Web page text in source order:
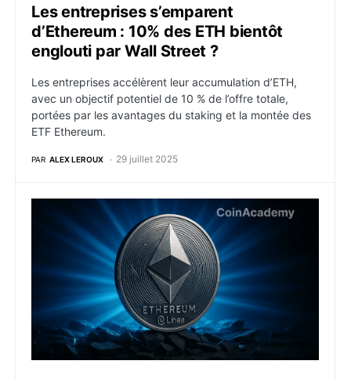
Les entreprises s’emparent
d’Ethereum : 10% des ETH bientôt
englouti par Wall Street ?
Les entreprises accélèrent leur accumulation d’ETH,
avec un objectif potentiel de 10 % de l’offre totale,
portées par les avantages du staking et la montée des
ETF Ethereum.
PAR ALEX LEROUX 29 juillet 2025
Linea va burn des ETH à chaque transaction à partir